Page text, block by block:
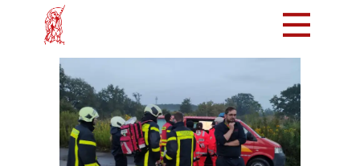
Löschzug
Tradition
Bürger